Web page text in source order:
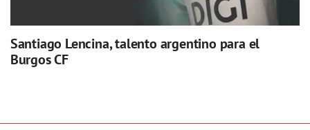
Santiago Lencina, talento argentino para el
Burgos CF